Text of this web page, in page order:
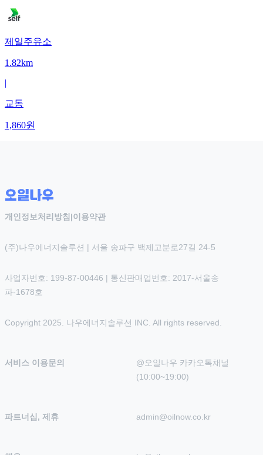
제일주유소
1.82km
|
교동
1,860원
개인정보처리방침 |이용약관
(주)나우에너지솔루션 | 서울 송파구 백제고분로27길 24-5
사업자번호: 199-87-00446 | 통신판매업번호: 2017-서울송
파-1678호
Copyright 2025. 나우에너지솔루션 INC. All rights reserved.
서비스 이용문의
@오일나우 카카오톡채널
(10:00~19:00)
파트너십, 제휴 admin@oilnow.co.kr